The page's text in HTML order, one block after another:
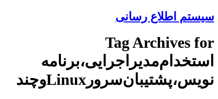
سیستم اطلاع رسانی
Tag Archives for
استخدام‌مدیراجرایی،برنامه
نویس،پشتیبان‌سرور‌Linuxوچند